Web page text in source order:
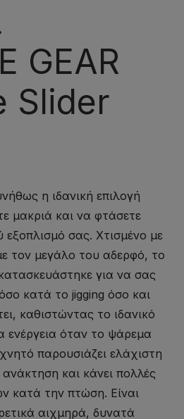
GEAR
Slider
η ιδανική επιλογή
μακριά και να φτάσετε
σας. Χτισμένο με
τον μεγάλο του αδερφό, το
για να σας
κατά το jigging όσο και
καθιστώντας το ιδανικό
ενέργεια όταν το ψάρεμα
παρουσιάζει ελάχιστη
και κάνει πολλές
κατά την πτώση. Είναι
αιχμηρά, δυνατά